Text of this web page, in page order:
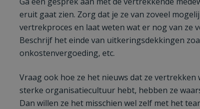
eruit gaat zien. Zorg dat je ze van zoveel
vertrekproces en laat weten wat er nog van ze
Beschrijf het einde van uitkeringsdekkingen
onkostenvergoeding, etc.
Vraag ook hoe ze het nieuws dat ze vertrekken
sterke organisatiecultuur hebt, hebben ze
Dan willen ze het misschien wel zelf met het